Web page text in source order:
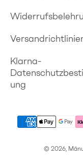
Klarna-
ung
© 2026,